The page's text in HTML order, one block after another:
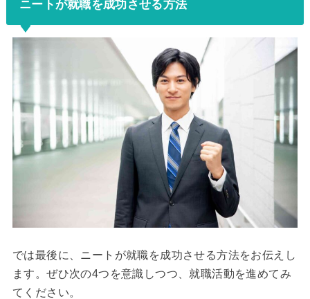
ニートが就職を成功させる方法
では最後に、ニートが就職を成功させる方法をお伝えし
ます。ぜひ次の4つを意識しつつ、就職活動を進めてみ
てください。